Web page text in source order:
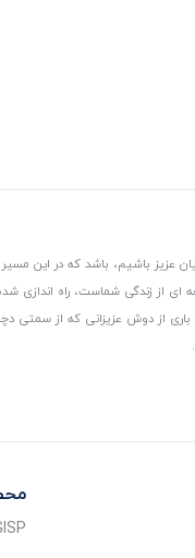
عزیز باشیم، باشد که در این
ای از زندگی شماست، راه
از دوش عزیزانی که از سمتی